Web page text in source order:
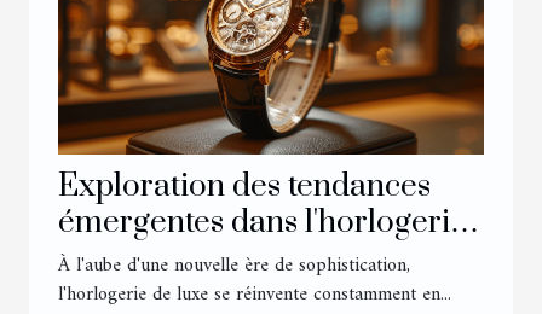
Exploration des tendances
émergentes dans l'horlogerie
de luxe
À l'aube d'une nouvelle ère de sophistication,
l'horlogerie de luxe se réinvente constamment en...